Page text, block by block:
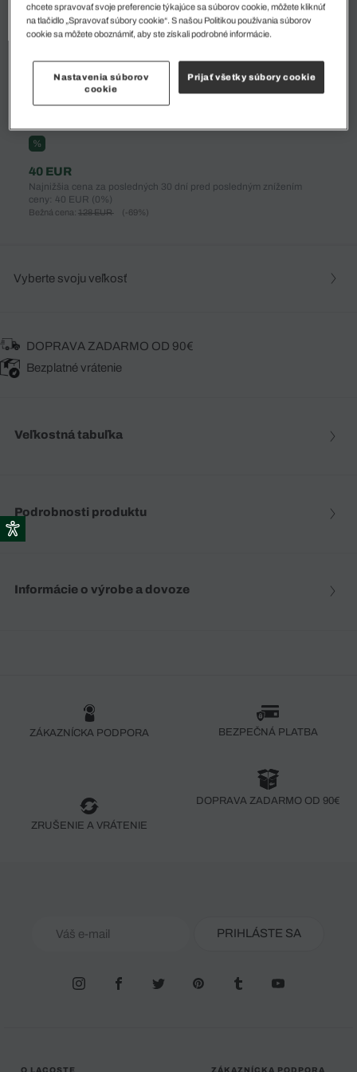
%
40 EUR
Najnižšia cena za posledných 30 dní pred posledným znížením
ceny: 40 EUR (0%)
Bežná cena: 128 EUR (-69%)
Vyberte svoju veľkosť
DOPRAVA ZADARMO OD 90€
Bezplatné vrátenie
Veľkostná tabuľka
Podrobnosti produktu
Informácie o výrobe a dovoze
ZÁKAZNÍCKA PODPORA BEZPEČNÁ PLATBA
ZRUŠENIE A VRÁTENIE
DOPRAVA ZADARMO OD 90€
PRIHLÁSTE SA
O LACOSTE ZÁKAZNÍCKA PODPORA
chcete spravovať svoje preferencie týkajúce sa súborov cookie, môžete kliknúť
na tlačidlo „Spravovať súbory cookie“. S našou Politikou používania súborov
cookie sa môžete oboznámiť, aby ste získali podrobné informácie.
Nastavenia súborov
cookie
Prijať všetky súbory cookie